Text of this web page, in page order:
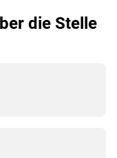
die Stelle